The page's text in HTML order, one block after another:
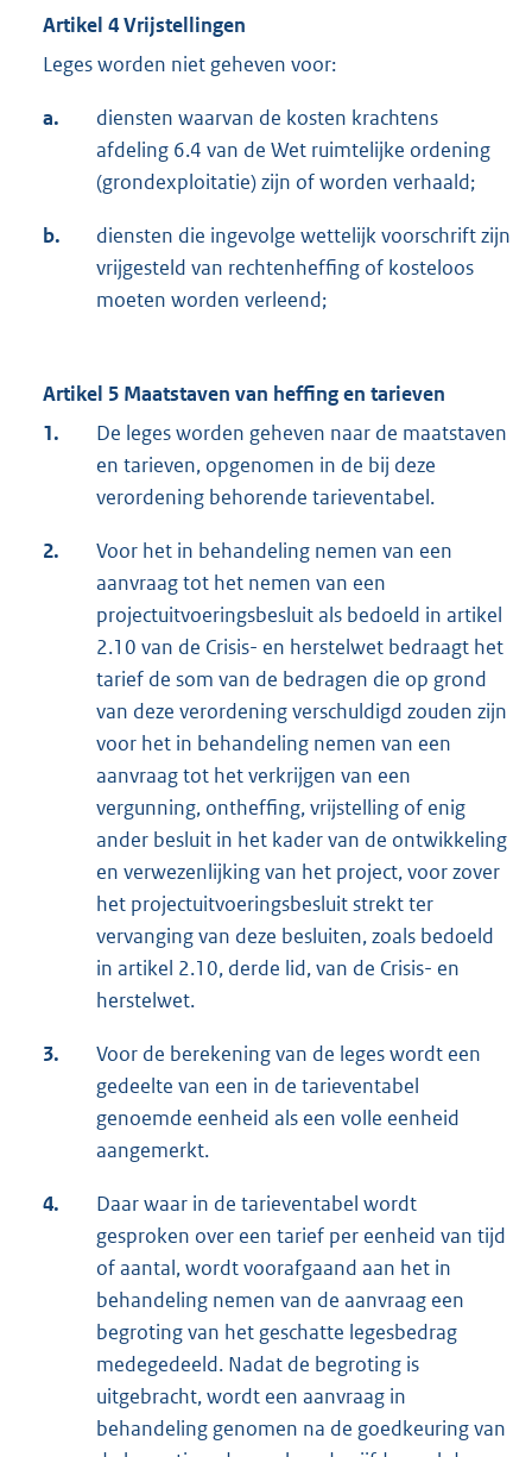
Artikel 4 Vrijstellingen
Leges worden niet geheven voor:
a.
diensten waarvan de kosten krachtens
afdeling 6.4 van de Wet ruimtelijke ordening
(grondexploitatie) zijn of worden verhaald;
b.
diensten die ingevolge wettelijk voorschrift zijn
vrijgesteld van rechtenheffing of kosteloos
moeten worden verleend;
Artikel 5 Maatstaven van heffing en tarieven
1.
De leges worden geheven naar de maatstaven
en tarieven, opgenomen in de bij deze
verordening behorende tarieventabel.
2.
Voor het in behandeling nemen van een
aanvraag tot het nemen van een
projectuitvoeringsbesluit als bedoeld in artikel
2.10 van de Crisis- en herstelwet bedraagt het
tarief de som van de bedragen die op grond
van deze verordening verschuldigd zouden zijn
voor het in behandeling nemen van een
aanvraag tot het verkrijgen van een
vergunning, ontheffing, vrijstelling of enig
ander besluit in het kader van de ontwikkeling
en verwezenlijking van het project, voor zover
het projectuitvoeringsbesluit strekt ter
vervanging van deze besluiten, zoals bedoeld
in artikel 2.10, derde lid, van de Crisis- en
herstelwet.
3.
Voor de berekening van de leges wordt een
gedeelte van een in de tarieventabel
genoemde eenheid als een volle eenheid
aangemerkt.
4.
Daar waar in de tarieventabel wordt
gesproken over een tarief per eenheid van tijd
of aantal, wordt voorafgaand aan het in
behandeling nemen van de aanvraag een
begroting van het geschatte legesbedrag
medegedeeld. Nadat de begroting is
uitgebracht, wordt een aanvraag in
behandeling genomen na de goedkeuring van